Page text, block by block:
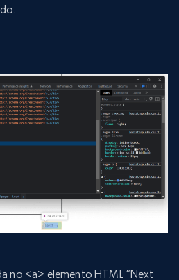
no <a> elemento HTML “Next